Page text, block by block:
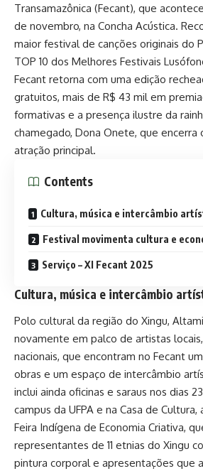
Transamazônica (Fecant), que
de novembro, na Concha Acústica.
maior festival de canções originais do
TOP 10 dos Melhores Festivais
Fecant retorna com uma edição
gratuitos, mais de R$ 43 mil em
formativas e a presença ilustre da
chamegado, Dona Onete, que
atração principal.
Contents
Cultura, música e intercâmbio
Festival movimenta cultura e
Serviço – XI Fecant 2025
Cultura, música e intercâmbio
Polo cultural da região do Xingu,
novamente em palco de artistas
nacionais, que encontram no Fecant
obras e um espaço de intercâmbio
inclui ainda oficinas e saraus nos dias
campus da UFPA e na Casa de
Feira Indígena de Economia Criativa,
representantes de 11 etnias do Xingu
pintura corporal e apresentações que